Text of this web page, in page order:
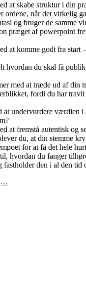
at skabe struktur i din
ordene, når det virkelig
og bruger de samme
præget af powerpoint
at komme godt fra start
hvordan du skal få
med at træde ud af din
fordi du har
at undervurdere værdien i
at fremstå autentisk og
du, at din stemme
for at få det hele
hvordan du fanger
den i al den tid